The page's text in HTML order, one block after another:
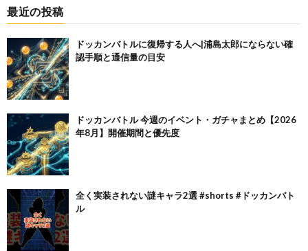
最近の投稿
ドッカンバトルに復帰する人へ|浦島太郎にならない確
認手順と通信量の目安
ドッカンバトル 今週のイベント・ガチャまとめ【2026
年8月】開催期間と優先度
全く実装されない謎キャラ2選 #shorts #ドッカンバト
ル